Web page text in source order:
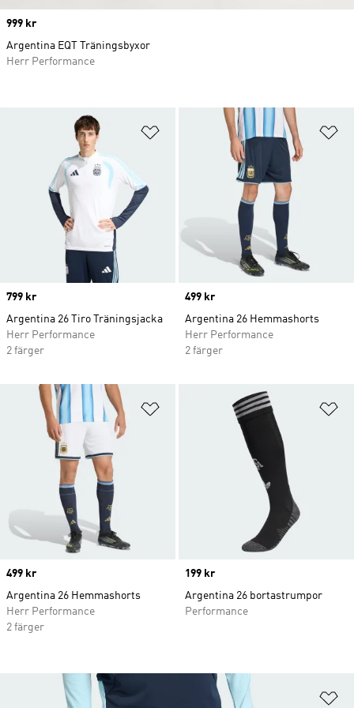
Lägg till på önskelistan
Price
799 kr
Argentina 26 Tiro Träningsjacka
Herr Performance
2 färger
Price
499 kr
Argentina 26 Hemmashorts
Herr Performance
2 färger
Lägg till på önskelistan
Price
499 kr
Argentina 26 Hemmashorts
Herr Performance
2 färger
Price
199 kr
Argentina 26 bortastrumpor
Performance
Price
999 kr
Argentina EQT Träningsbyxor
Herr Performance